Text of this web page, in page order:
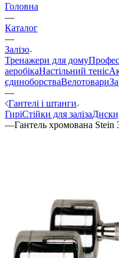
Головна
—
Каталог
—
Залізо
Тренажери для дому
аеробікаНастільний теніс
єдиноборстваВелотовари
—
Гантелі і штанги
ГиріСтійки для заліза
—Гантель хромована Stein